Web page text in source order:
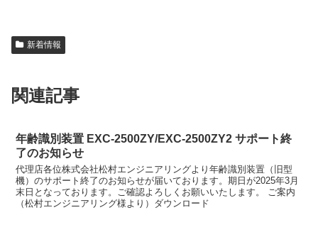
新着情報
関連記事
年齢識別装置 EXC-2500ZY/EXC-2500ZY2 サポート終
了のお知らせ
代理店各位株式会社松村エンジニアリングより年齢識別装置（旧型
機）のサポート終了のお知らせが届いております。期日が2025年3月
末日となっております。ご確認よろしくお願いいたします。 ご案内
（松村エンジニアリング様より）ダウンロード